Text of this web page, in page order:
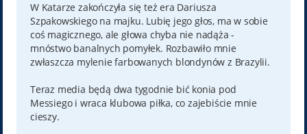
W Katarze zakończyła się też era Dariusza
Szpakowskiego na majku. Lubię jego głos, ma w sobie
coś magicznego, ale głowa chyba nie nadąża -
mnóstwo banalnych pomyłek. Rozbawiło mnie
zwłaszcza mylenie farbowanych blondynów z Brazylii.
Teraz media będą dwa tygodnie bić konia pod
Messiego i wraca klubowa piłka, co zajebiście mnie
cieszy.